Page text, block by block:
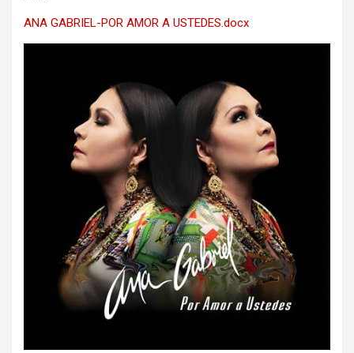
ANA GABRIEL-POR AMOR A USTEDES.docx